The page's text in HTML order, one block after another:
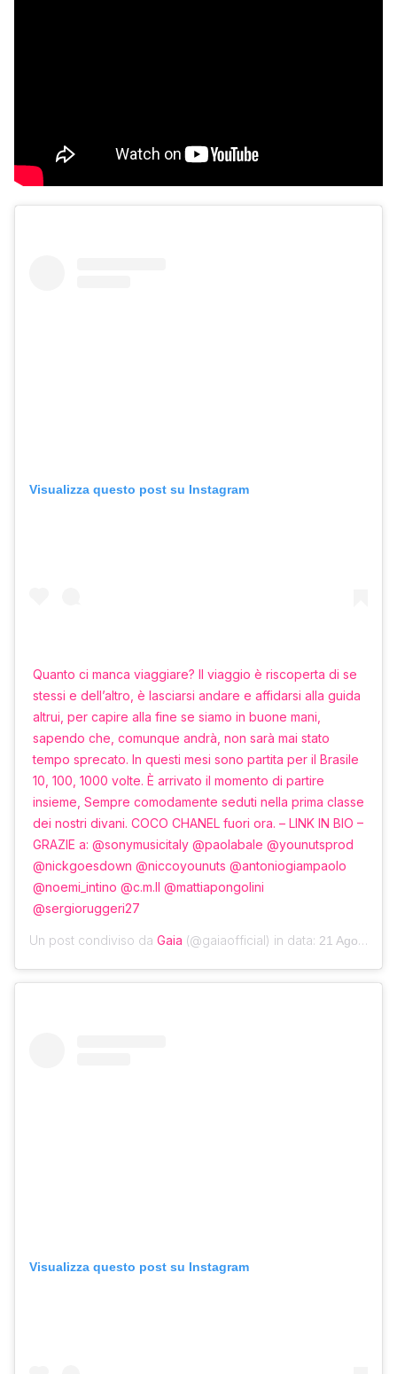
Visualizza questo post su Instagram
Quanto ci manca viaggiare? Il viaggio è riscoperta di se
stessi e dell’altro, è lasciarsi andare e affidarsi alla guida
altrui, per capire alla fine se siamo in buone mani,
sapendo che, comunque andrà, non sarà mai stato
tempo sprecato. In questi mesi sono partita per il Brasile
10, 100, 1000 volte. È arrivato il momento di partire
insieme, Sempre comodamente seduti nella prima classe
dei nostri divani. COCO CHANEL fuori ora. – LINK IN BIO –
GRAZIE a: @sonymusicitaly @paolabale @younutsprod
@nickgoesdown @niccoyounuts @antoniogiampaolo
@noemi_intino @c.m.ll @mattiapongolini
@sergioruggeri27
Un post condiviso da Gaia (@gaiaofficial) in data: 21 Ago 2020 alle ore 5:00 PDT
Visualizza questo post su Instagram